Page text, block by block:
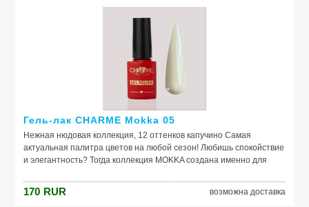
Гель-лак CHARME Mokka 05
Нежная нюдовая коллекция, 12 оттенков капучино Самая
актуальная палитра цветов на любой сезон! Любишь спокойствие
и элегантность? Тогда коллекция MOKKA создана именно для
нанесение
170 RUR возможна доставка